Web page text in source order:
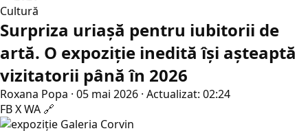
Cultură
Surpriza uriașă pentru iubitorii de
artă. O expoziție inedită își așteaptă
vizitatorii până în 2026
Roxana Popa · 05 mai 2026 · Actualizat: 02:24
FBXWA 🔗